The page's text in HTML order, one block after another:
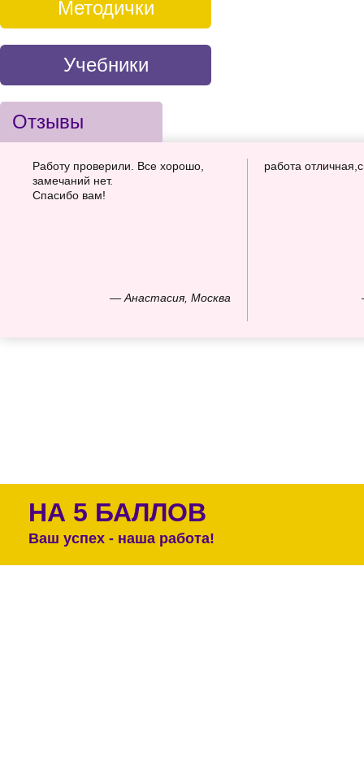
Методички
Учебники
Отзывы
— Анастасия, Москва
Работу проверили. Все хорошо,
замечаний нет.
Спасибо вам!
работа
НА 5 БАЛЛОВ
Ваш успех - наша работа!